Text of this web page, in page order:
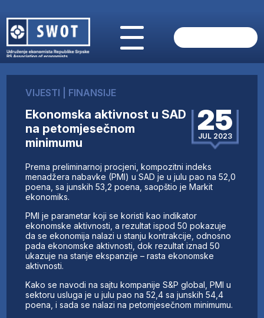
O NAMA
AKTUELNO
ANALIZE
KOMPANIJE
FINANSIJE
IZ STRANIH MEDIJA
AKTIVNOSTI
UČLANI SE
KONTAKT
VIJESTI FINANSIJE
Ekonomska aktivnost u SAD
na petomjesečnom
minimumu
25
JUL 2023
Prema preliminarnoj procjeni, kompozitni indeks
menadžera nabavke (PMI) u SAD je u julu pao na 52,0
poena, sa junskih 53,2 poena, saopštio je Markit
ekonomiks.
PMI je parametar koji se koristi kao indikator
ekonomske aktivnosti, a rezultat ispod 50 pokazuje
da se ekonomija nalazi u stanju kontrakcije, odnosno
pada ekonomske aktivnosti, dok rezultat iznad 50
ukazuje na stanje ekspanzije – rasta ekonomske
aktivnosti.
Kako se navodi na sajtu kompanije S&P global, PMI u
sektoru usluga je u julu pao na 52,4 sa junskih 54,4
poena, i sada se nalazi na petomjesečnom minimumu.